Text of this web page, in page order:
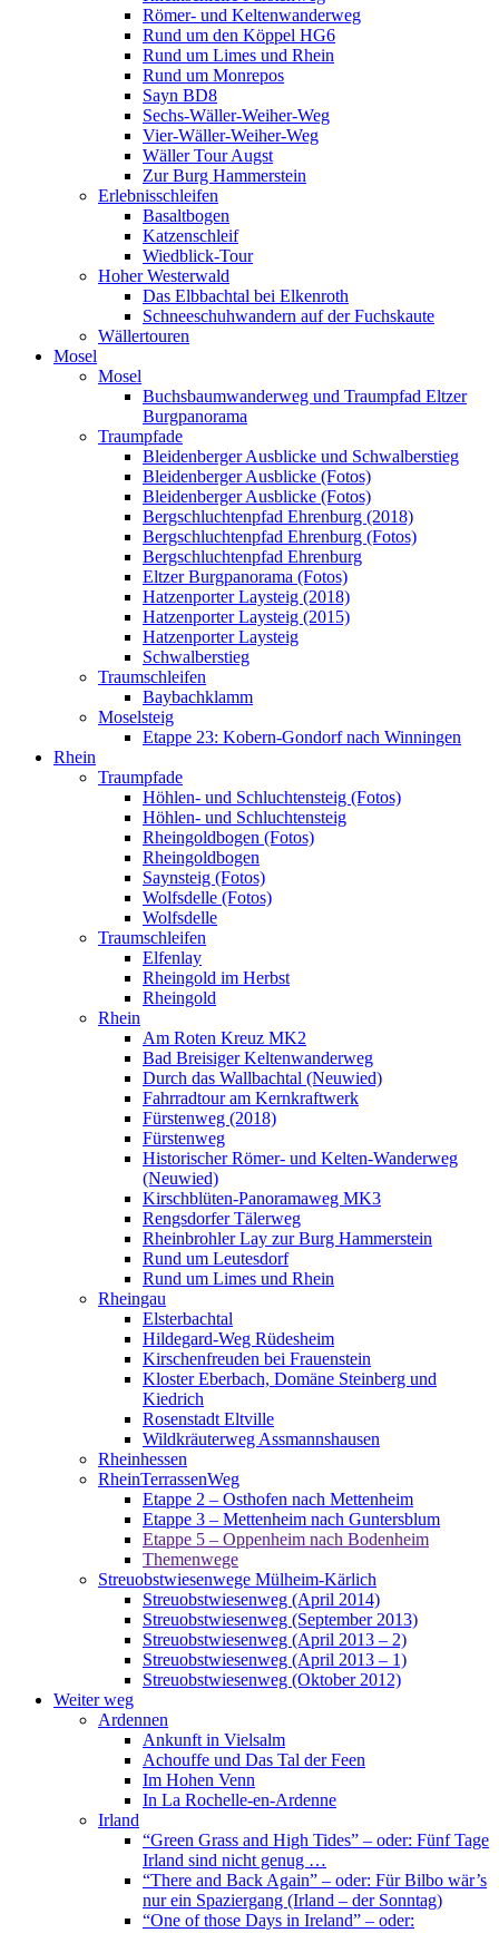
Römer- und Keltenwanderweg
Rund um den Köppel HG6
Rund um Limes und Rhein
Rund um Monrepos
Sayn BD8
Sechs-Wäller-Weiher-Weg
Vier-Wäller-Weiher-Weg
Wäller Tour Augst
Zur Burg Hammerstein
Erlebnisschleifen
Basaltbogen
Katzenschleif
Wiedblick-Tour
Hoher Westerwald
Das Elbbachtal bei Elkenroth
Schneeschuhwandern auf der Fuchskaute
Wällertouren
Mosel
Mosel
Buchsbaumwanderweg und Traumpfad Eltzer
Burgpanorama
Traumpfade
Bleidenberger Ausblicke und Schwalberstieg
Bleidenberger Ausblicke (Fotos)
Bleidenberger Ausblicke (Fotos)
Bergschluchtenpfad Ehrenburg (2018)
Bergschluchtenpfad Ehrenburg (Fotos)
Bergschluchtenpfad Ehrenburg
Eltzer Burgpanorama (Fotos)
Hatzenporter Laysteig (2018)
Hatzenporter Laysteig (2015)
Hatzenporter Laysteig
Schwalberstieg
Traumschleifen
Baybachklamm
Moselsteig
Etappe 23: Kobern-Gondorf nach Winningen
Rhein
Traumpfade
Höhlen- und Schluchtensteig (Fotos)
Höhlen- und Schluchtensteig
Rheingoldbogen (Fotos)
Rheingoldbogen
Saynsteig (Fotos)
Wolfsdelle (Fotos)
Wolfsdelle
Traumschleifen
Elfenlay
Rheingold im Herbst
Rheingold
Rhein
Am Roten Kreuz MK2
Bad Breisiger Keltenwanderweg
Durch das Wallbachtal (Neuwied)
Fahrradtour am Kernkraftwerk
Fürstenweg (2018)
Fürstenweg
Historischer Römer- und Kelten-Wanderweg
(Neuwied)
Kirschblüten-Panoramaweg MK3
Rengsdorfer Tälerweg
Rheinbrohler Lay zur Burg Hammerstein
Rund um Leutesdorf
Rund um Limes und Rhein
Rheingau
Elsterbachtal
Hildegard-Weg Rüdesheim
Kirschenfreuden bei Frauenstein
Kloster Eberbach, Domäne Steinberg und
Kiedrich
Rosenstadt Eltville
Wildkräuterweg Assmannshausen
Rheinhessen
RheinTerrassenWeg
Etappe 2 – Osthofen nach Mettenheim
Etappe 3 – Mettenheim nach Guntersblum
Etappe 5 – Oppenheim nach Bodenheim
Themenwege
Streuobstwiesenwege Mülheim-Kärlich
Streuobstwiesenweg (April 2014)
Streuobstwiesenweg (September 2013)
Streuobstwiesenweg (April 2013 – 2)
Streuobstwiesenweg (April 2013 – 1)
Streuobstwiesenweg (Oktober 2012)
Weiter weg
Ardennen
Ankunft in Vielsalm
Achouffe und Das Tal der Feen
Im Hohen Venn
In La Rochelle-en-Ardenne
Irland
“Green Grass and High Tides” – oder: Fünf Tage
Irland sind nicht genug …
“There and Back Again” – oder: Für Bilbo wär’s
nur ein Spaziergang (Irland – der Sonntag)
“One of those Days in Ireland” – oder: